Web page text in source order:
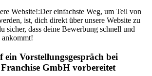
Website!:Der einfachste Weg, um Teil von
ist, dich direkt über unsere Website zu
sicher, dass deine Bewerbung schnell und
ein Vorstellungsgespräch bei
GmbH vorbereitet